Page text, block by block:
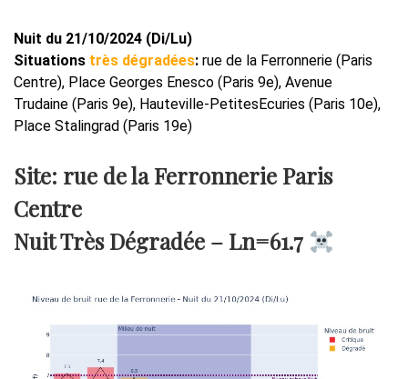
Nuit du 21/10/2024 (Di/Lu)
Situations très dégradées: rue de la Ferronnerie (Paris
Centre), Place Georges Enesco (Paris 9e), Avenue
Trudaine (Paris 9e), Hauteville-PetitesEcuries (Paris 10e),
Place Stalingrad (Paris 19e)
Site: rue de la Ferronnerie Paris
Centre
Nuit Très Dégradée – Ln=61.7